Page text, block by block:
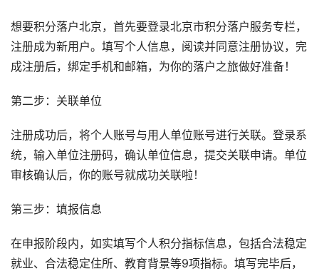
想要积分落户北京，首先要登录北京市积分落户服务专栏，
注册成为新用户。填写个人信息，阅读并同意注册协议，完
成注册后，绑定手机和邮箱，为你的落户之旅做好准备！
第二步：关联单位
注册成功后，将个人账号与用人单位账号进行关联。登录系
统，输入单位注册码，确认单位信息，提交关联申请。单位
审核确认后，你的账号就成功关联啦！
第三步：填报信息
在申报阶段内，如实填写个人积分指标信息，包括合法稳定
就业、合法稳定住所、教育背景等9项指标。填写完毕后，